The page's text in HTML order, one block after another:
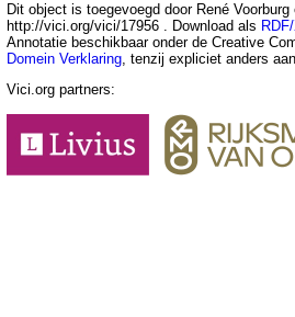
Dit object is toegevoegd door René
http://vici.org/vici/17956 . Download als
Annotatie beschikbaar onder de Creative
Domein Verklaring, tenzij expliciet anders
Vici.org partners: